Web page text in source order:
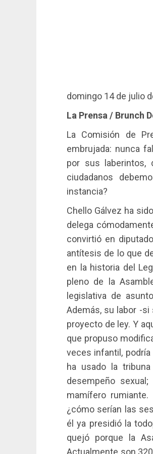
domingo 14 de julio
La Prensa / Brunch
La Comisión de
embrujada: nunca
por sus laberintos,
ciudadanos
instancia?
Chello Gálvez ha
delega
convirtió en
antítesis de lo que
en la historia del
pleno de la
legislativa de
Además, su labor -
proyecto de ley. Y
que propuso
veces infantil,
ha usado la
desempeño
mamífero
¿cómo serían las
él ya presidió la
quejó porque la
Actualmente son